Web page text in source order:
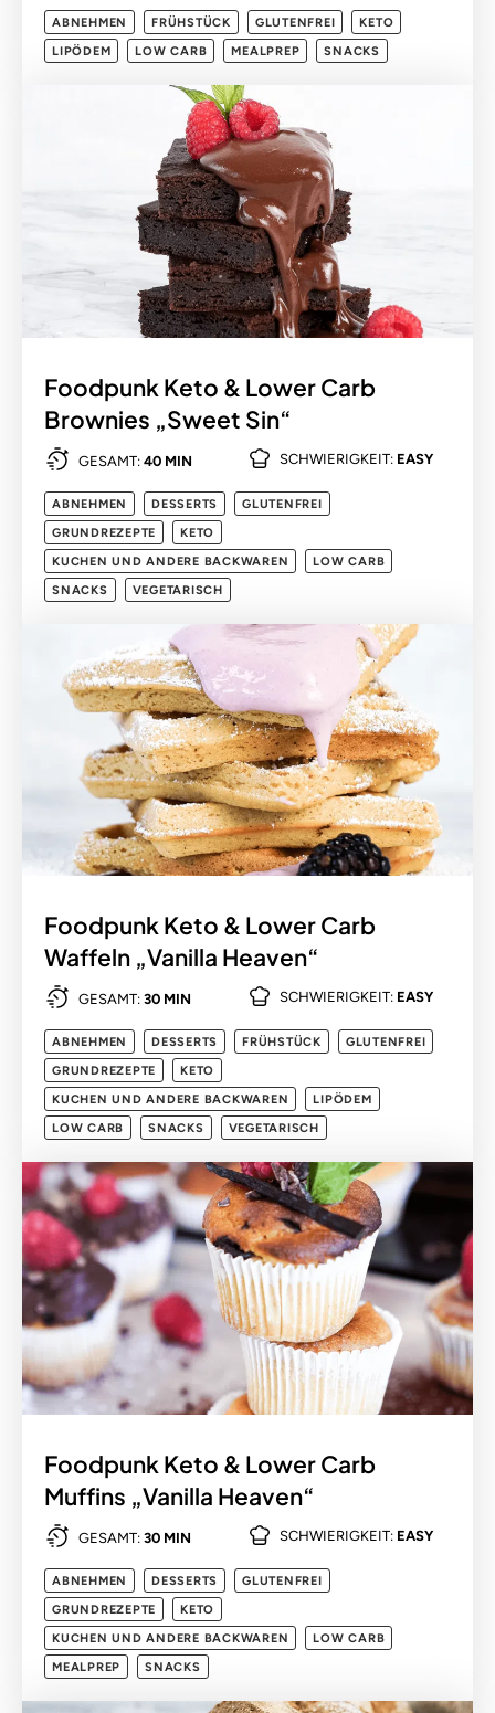
ABNEHMEN FRÜHSTÜCK GLUTENFREI
KETO
LIPÖDEM
LOW CARB MEALPREP SNACKS
Foodpunk Keto & Lower Carb
Brownies „Sweet Sin“
GESAMT: 40 MIN SCHWIERIGKEIT: EASY
ABNEHMEN DESSERTS
GLUTENFREI
GRUNDREZEPTE
KETO
KUCHEN UND ANDERE BACKWAREN
LOW CARB
SNACKS
VEGETARISCH
Foodpunk Keto & Lower Carb
Waffeln „Vanilla Heaven“
GESAMT: 30 MIN SCHWIERIGKEIT: EASY
ABNEHMEN DESSERTS FRÜHSTÜCK
GLUTENFREI
GRUNDREZEPTE
KETO
KUCHEN UND ANDERE BACKWAREN
LIPÖDEM
LOW CARB
SNACKS VEGETARISCH
Foodpunk Keto & Lower Carb
Muffins „Vanilla Heaven“
GESAMT: 30 MIN SCHWIERIGKEIT: EASY
ABNEHMEN DESSERTS
GLUTENFREI
GRUNDREZEPTE
KETO
KUCHEN UND ANDERE BACKWAREN
LOW CARB
MEALPREP
SNACKS